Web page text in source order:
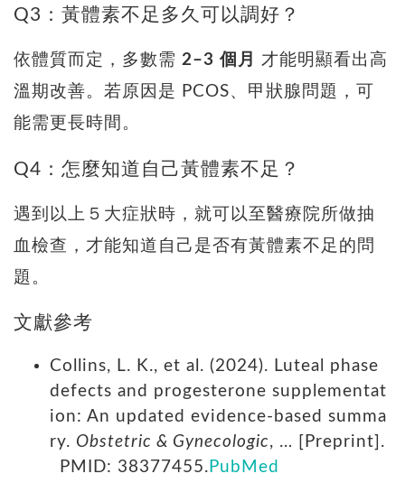
Q3：黃體素不足多久可以調好？
依體質而定，多數需 2–3 個月
才能明顯看出高
溫期改善。若原因是 PCOS、甲狀腺問題，可
能需更長時間。
Q4：怎麼知道自己黃體素不足？
遇到以上５大症狀時，就可以至醫療院所做抽
血檢查，才能知道自己是否有黃體素不足的問
題。
文獻參考
Collins, L. K., et al. (2024). Luteal phase
defects and progesterone supplementat
ion: An updated evidence-based summa
ry. Obstetric & Gynecologic, … [Preprint].
PMID: 38377455. PubMed